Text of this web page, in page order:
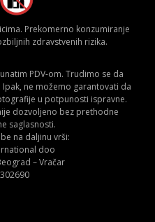
Prekomerno konzumiranje
zdravstvenih rizika.
PDV-om. Trudimo se da
ne možemo garantovati da
u potpunosti ispravne.
dozvoljeno bez prethodne
saglasnosti.
na daljinu vrši:
doo
– Vračar